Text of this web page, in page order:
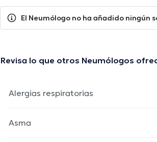
El Neumólogo no ha añadido ningún
Revisa lo que otros Neumólogos
Alergias respiratorias
Asma